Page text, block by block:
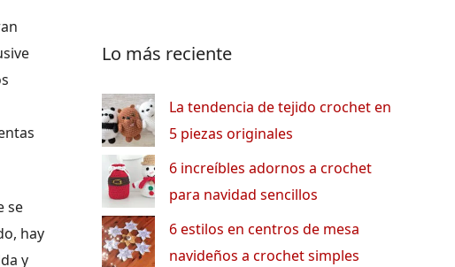
se
hay
y
Lo más reciente
La tendencia de tejido crochet en
5 piezas originales
6 increíbles adornos a crochet
para navidad sencillos
6 estilos en centros de mesa
navideños a crochet simples